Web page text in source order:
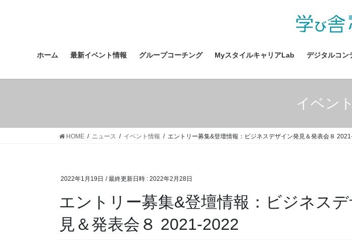
ス
ン
ホーム 最新イベント情報 グループコーチング MyスタイルキャリアLab デジタルコン
イベン
HOME ニュース イベント情報 エントリー募集&登壇情報：ビジネスデザイン発見＆発表会８
2022年1月19日 / 最終更新日時 : 2022年2月28日
エントリー募集&登壇情報：ビジネス
見＆発表会８ 2021-2022